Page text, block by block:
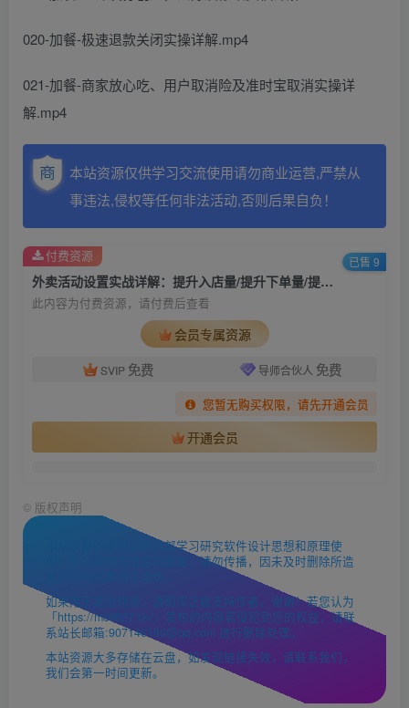
020-加餐-极速退款关闭实操详解.mp4
021-加餐-商家放心吃、用户取消险及准时宝取消实操详
解.mp4
本站资源仅供学习交流使用请勿商业运营,严禁从
事违法,侵权等任何非法活动,否则后果自负！
外卖活动设置实战详解：提升入店量/提升下单量/提升客单价/提升复购量-21节
此内容为付费资源，请付费后查看
会员专属资源
SVIP 免费 导师合伙人 免费
您暂无购买权限，请先开通会员
开通会员
付费资源 已售 9
© 版权声明
本站收集的资源仅供内部学习研究软件设计思想和原理使
用，学习研究后请自觉删除，请勿传播，因未及时删除所造
如果用于其他用途，请购买正版支持作者，谢谢！若您认为
「https://mc9527.cn/」发布的内容若侵犯到您的权益，请联
系站长邮箱:907146180@qq.com 进行删除处理。
本站资源大多存储在云盘，如发现链接失效，请联系我们，
我们会第一时间更新。